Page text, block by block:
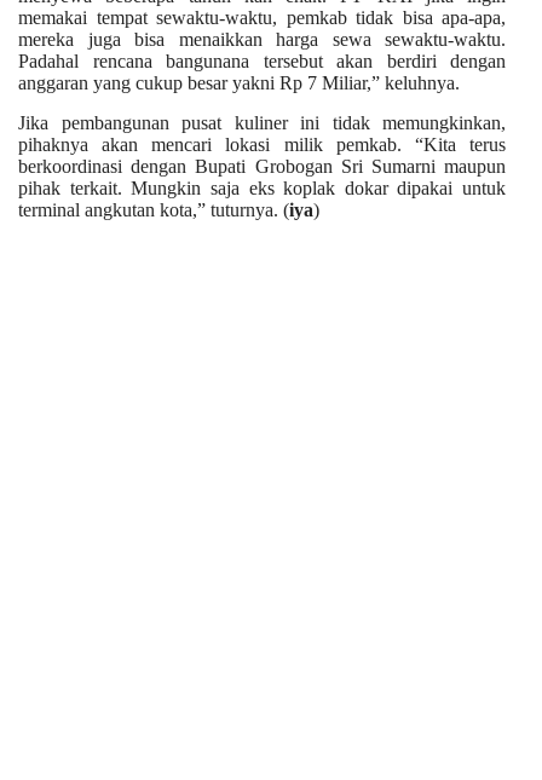
memakai tempat sewaktu-waktu, pemkab tidak bisa apa-apa,
mereka juga bisa menaikkan harga sewa sewaktu-waktu.
Padahal rencana bangunana tersebut akan berdiri dengan
anggaran yang cukup besar yakni Rp 7 Miliar,” keluhnya.
Jika pembangunan pusat kuliner ini tidak memungkinkan,
pihaknya akan mencari lokasi milik pemkab. “Kita terus
berkoordinasi dengan Bupati Grobogan Sri Sumarni maupun
pihak terkait. Mungkin saja eks koplak dokar dipakai untuk
terminal angkutan kota,” tuturnya. (iya)